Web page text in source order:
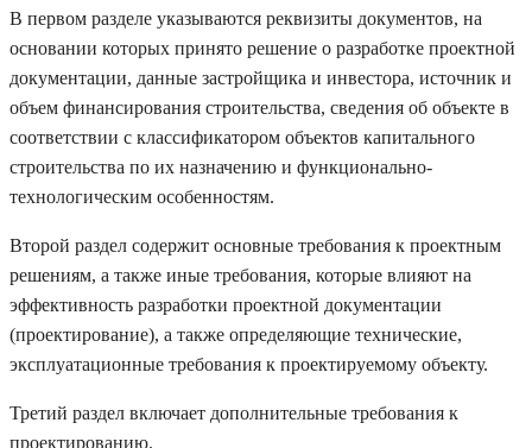
В первом разделе указываются реквизиты документов, на
основании которых принято решение о разработке проектной
документации, данные застройщика и инвестора, источник и
объем финансирования строительства, сведения об объекте в
соответствии с классификатором объектов капитального
строительства по их назначению и функционально­
технологическим особенностям.
Второй раздел содержит основные требования к проектным
решениям, а также иные требования, которые влияют на
эффективность разработки проектной документации
(проектирование), а также определяющие технические,
эксплуатационные требования к проектируемому объекту.
Третий раздел включает дополнительные требования к
проектированию.